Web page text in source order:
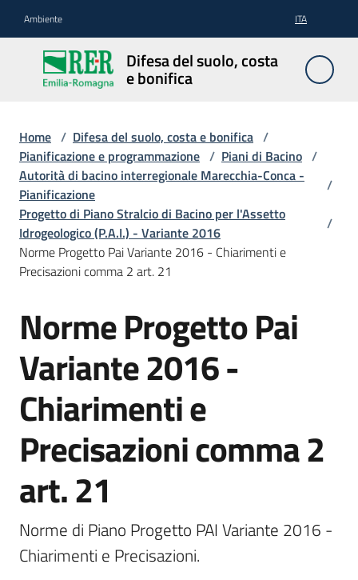
Ambiente ITA
Difesa del suolo, costa
e bonifica
Difesa
del
suolo,
bonifica
Pianificazione
e
programmazione
Documentazione
Comunicazione
Home / Difesa del suolo, costa e bonifica /
Pianificazione e programmazione / Piani di Bacino /
Autorità di bacino interregionale Marecchia-Conca -
Pianificazione
/
Progetto di Piano Stralcio di Bacino per l'Assetto
Idrogeologico (P.A.I.) - Variante 2016
/
Norme Progetto Pai Variante 2016 - Chiarimenti e
Precisazioni comma 2 art. 21
Norme Progetto Pai
Variante 2016 -
Chiarimenti e
Precisazioni comma 2
art. 21
Norme di Piano Progetto PAI Variante 2016 -
Chiarimenti e Precisazioni.